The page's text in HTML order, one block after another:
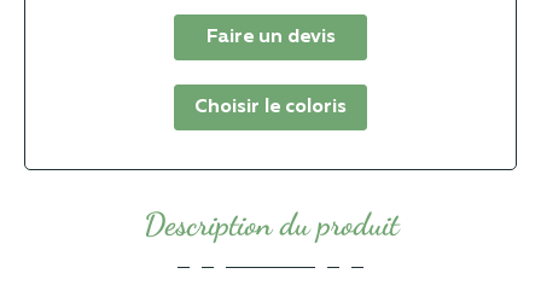
Faire un devis
Choisir le coloris
Description du produit